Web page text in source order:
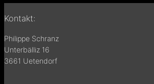
Kontakt:
Philippe Schranz
Unterbälliz 16
3661 Uetendorf